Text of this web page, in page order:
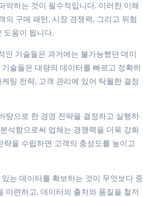
악하는 것이 필수적입니다. 이러한 이해
의 구매 패턴, 시장 경쟁력, 그리고 위험
도움이 됩니다.
인 기술들은 과거에는 불가능했던 데이
술들은 대량의 데이터를 빠르고 정확하
팅 전략, 고객 관리에 있어 탁월한 결정
탕으로 한 경영 전략을 결정하고 실행하
석함으로써 업체는 경쟁력을 더욱 강화
을 수립하면 고객의 충성도를 높이고
는 데이터를 확보하는 것이 무엇보다 중
마련하고, 데이터의 출처와 품질을 철저